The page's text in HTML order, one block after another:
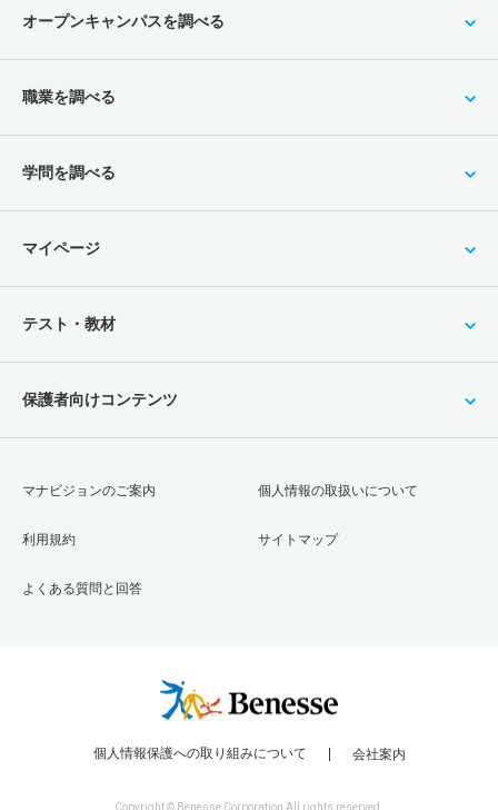
オープンキャンパスを調べる
職業を調べる
学問を調べる
マイページ
テスト・教材
保護者向けコンテンツ
マナビジョンのご案内
利用規約
よくある質問と回答
個人情報の取扱いについて
サイトマップ
個人情報保護への取り組みについて 会社案内
Copyright © Benesse Corporation All rights reserved.